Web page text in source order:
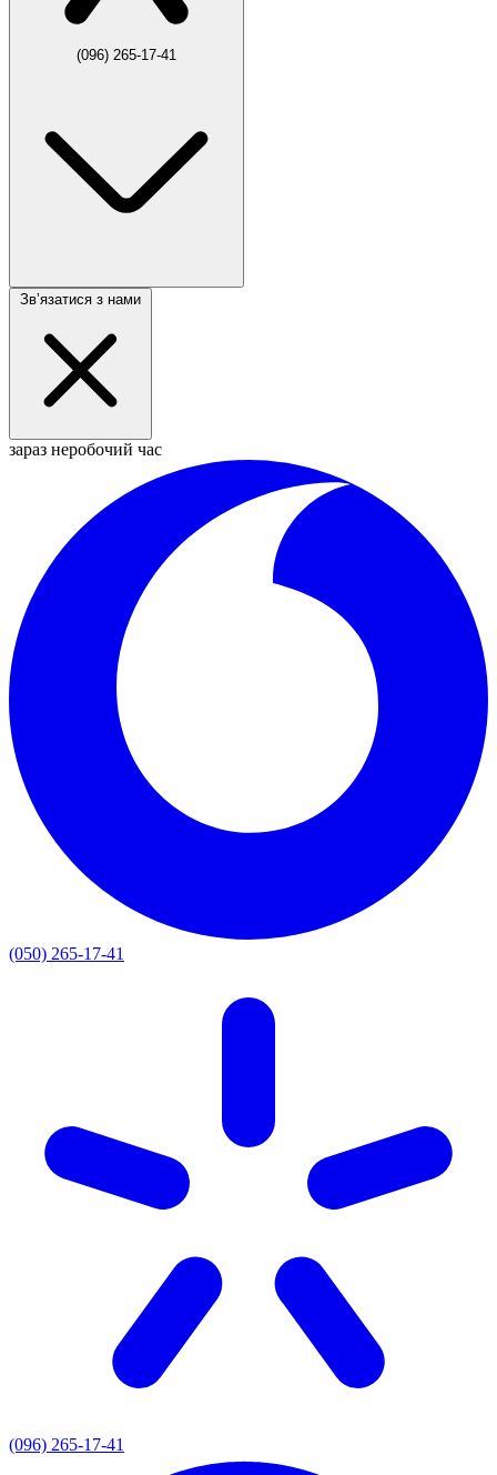
(096) 265-17-41
Звʼязатися з нами
зараз неробочий час
(050) 265-17-41
(096) 265-17-41